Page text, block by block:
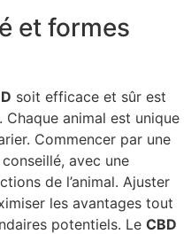
et formes
soit efficace et sûr est
. Chaque animal est unique
Commencer par une
avec une
de l’animal. Ajuster
les avantages tout
potentiels. Le CBD